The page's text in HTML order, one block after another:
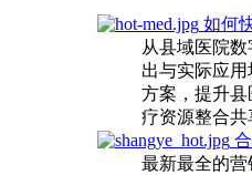
如何
从县域医院
出与实际应
方案，提升
疗资源整合共
最新最全的